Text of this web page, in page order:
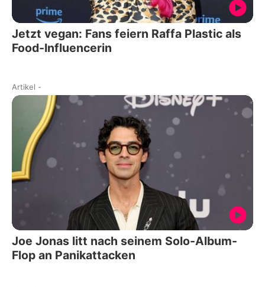
Jetzt vegan: Fans feiern Raffa Plastic als
Food-Influencerin
Artikel -
Joe Jonas litt nach seinem Solo-Album-
Flop an Panikattacken